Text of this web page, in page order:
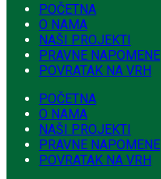
POČETNA
O NAMA
NAŠI PROJEKTI
PRAVNE NAPOMENE
POVRATAK NA VRH
POČETNA
O NAMA
NAŠI PROJEKTI
PRAVNE NAPOMENE
POVRATAK NA VRH